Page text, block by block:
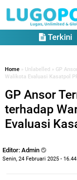
Terkini
Home » Unlabelled » GP
Walikota Evaluasi Kasatpol
GP Ansor
terhadap
Evaluasi
Editor: Admin
Senin, 24 Februari 2025 - 16.44